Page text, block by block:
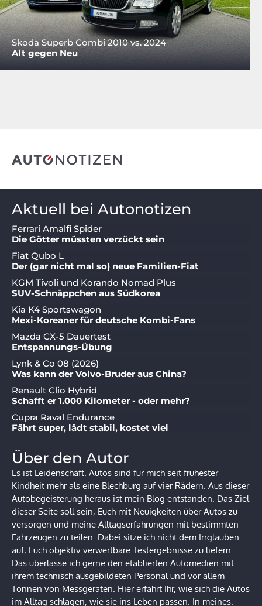
Skoda Superb Combi 2010 vs. 2024
Alt gegen Neu
Aktuell bei Autonotizen
Ferrari Amalfi Spider
Die Götter müssten verzückt sein
Fiat Qubo L
Der (gar nicht mal so) neue Familien-Fiat
KGM Tivoli und Korando Nomad Plus
SUV-Schnäppchen aus Südkorea
Kia K4 Sportswagon
Mexi-Koreaner für deutsche Kombi-Fans
Mazda CX-5 Dauertest
Entspannungs-Übung
Lynk & Co 08 (2026)
Was kann der Volvo-Bruder aus China?
Renault Clio Hybrid
Schafft er 1.000 Kilometer - oder mehr?
Cupra Raval Endurance
Fährt super, lädt stabil, kostet viel
Über den Autor
Es ist Leidenschaft. Autos sind für mich seit frühester
Kindheit mehr als eine Blechburg auf vier Rädern. Aus dieser
Autobegeisterung heraus ist mein Blog entstanden. Das Ziel
dieser Seite soll sein, Euch mit Neuigkeiten über Autos zu
versorgen und meine Alltagserfahrungen mit bestimmten
Fahrzeugen zu teilen. Dabei sitze ich nicht dem Irrglauben
auf, Euch objektiv verwertbare Testergebnisse zu liefern.
Das überlasse ich gerne den etablierten Automedien mit
ihrem technisch ausgebildeten Personal und vor allem
Tonnen von Messgeräten. Hier erfahrt Ihr, wie sich die Autos
im Alltag schlagen, wie sie ins Leben passen. In meines.